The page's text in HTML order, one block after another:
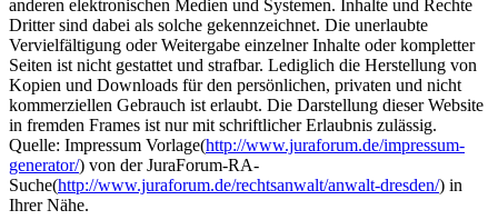
anderen elektronischen Medien und Systemen. Inhalte und Rechte
Dritter sind dabei als solche gekennzeichnet. Die unerlaubte
Vervielfältigung oder Weitergabe einzelner Inhalte oder kompletter
Seiten ist nicht gestattet und strafbar. Lediglich die Herstellung von
Kopien und Downloads für den persönlichen, privaten und nicht
kommerziellen Gebrauch ist erlaubt. Die Darstellung dieser Website
in fremden Frames ist nur mit schriftlicher Erlaubnis zulässig.
Quelle: Impressum Vorlage(http://www.juraforum.de/impressum-
generator/) von der JuraForum-RA-
Suche(http://www.juraforum.de/rechtsanwalt/anwalt-dresden/) in
Ihrer Nähe.